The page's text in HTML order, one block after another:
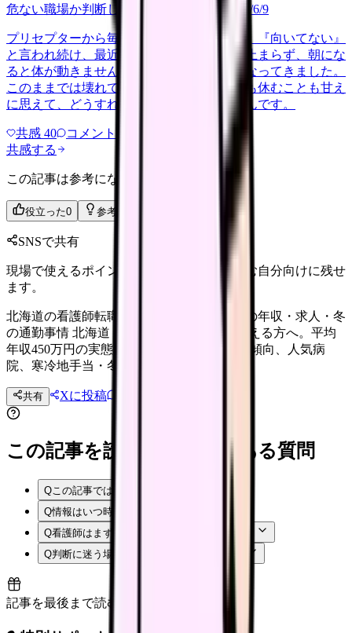
危ない職場か判断してほしい
harassment2026/6/9
プリセプターから毎日のように『辞めれば』『向いてない』
と言われ続け、最近は職場が近づくと涙が止まらず、朝にな
ると体が動きません。食事も喉を通らなくなってきました。
このままでは壊れてしまう気がします。でも休むことも甘え
に思えて、どうすればいいのか分からないんです。
共感 40 コメント
共感する
この記事は参考になりましたか？
役立った0 参考になった
SNSで共有
現場で使えるポイントを、同僚やあとで読む自分向けに残せ
ます。
北海道の看護師転職ガイド【2026年】札幌の年収・求人・冬
の通勤事情 北海道・札幌で看護師転職を考える方へ。平均
年収450万円の実態、札幌vs地方都市の求人傾向、人気病
院、寒冷地手当・冬の通勤事情を徹底解説。
共有 Xに投稿
この記事を読む前後によくある質問
Qこの記事では何を確認できますか？
Q情報はいつ時点のものですか？
Q看護師はまず何から確認すればよいですか？
Q判断に迷う場合はどうすればよいですか？
記事を最後まで読むと解放